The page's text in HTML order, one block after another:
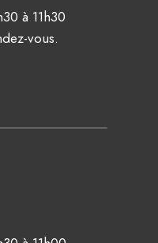
à 11h30
vous.